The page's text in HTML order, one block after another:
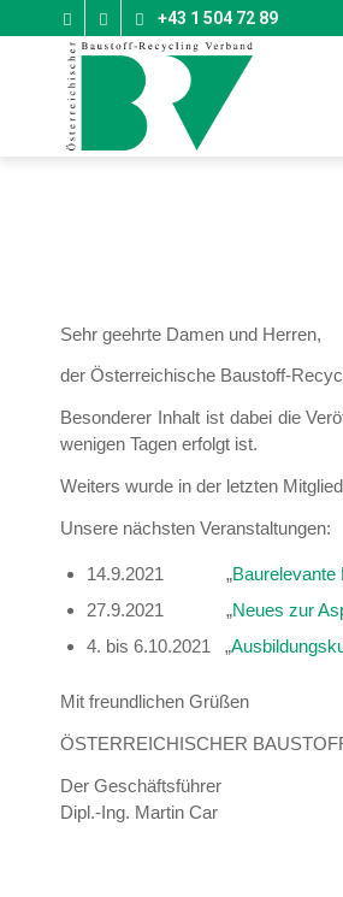
+43 1 504 72 89
Sehr geehrte Damen und Herren,
der Österreichische Baustoff-
Besonderer Inhalt ist dabei die
wenigen Tagen erfolgt ist.
Weiters wurde in der letzten
Unsere nächsten Veranstaltungen:
14.9.2021 „Baurelevante
27.9.2021 „Neues zur
4. bis 6.10.2021 „
Mit freundlichen Grüßen
ÖSTERREICHISCHER
Der Geschäftsführer
Dipl.-Ing. Martin Car